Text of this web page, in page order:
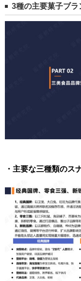
3種の主要菓子ブ
・主要な三種類のス